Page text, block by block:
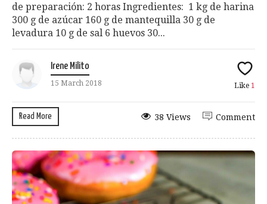
de preparación: 2 horas Ingredientes: 1 kg de harina
300 g de azúcar 160 g de mantequilla 30 g de
levadura 10 g de sal 6 huevos 30...
Irene Milito
15 March 2018 Like 1
Read More Comment
38 Views